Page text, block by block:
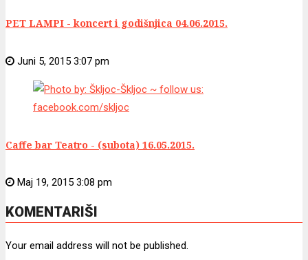
PET LAMPI - koncert i godišnjica 04.06.2015.
Juni 5, 2015 3:07 pm
Caffe bar Teatro - (subota) 16.05.2015.
Maj 19, 2015 3:08 pm
KOMENTARIŠI
Your email address will not be published.